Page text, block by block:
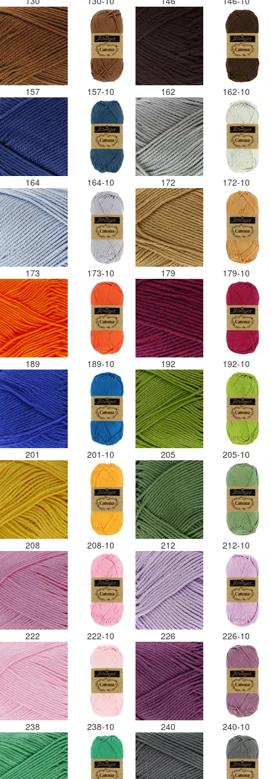
157 157-10 162 162-10
164 164-10 172 172-10
173 173-10 179 179-10
189 189-10 192 192-10
201 201-10 205 205-10
208 208-10 212 212-10
222 222-10 226 226-10
238 238-10 240 240-10